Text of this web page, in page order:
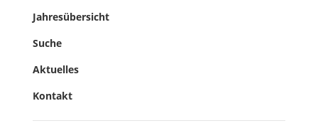
Jahresübersicht
Suche
Aktuelles
Kontakt